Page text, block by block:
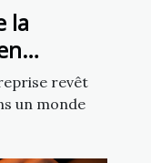
la
et
œuvre
revêt
un monde